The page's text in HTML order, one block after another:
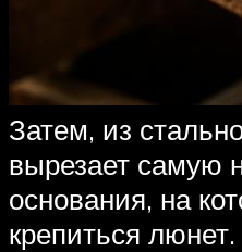
Затем, из
вырезает самую
основания, на
крепиться люнет.